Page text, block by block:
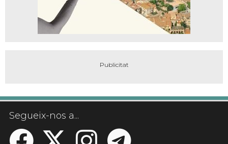
Segueix-nos a...